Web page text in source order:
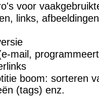
voor
links,
mail,
boom: sorteren
(tags) enz.